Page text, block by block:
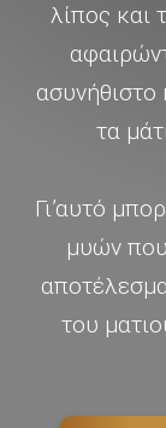
λίπος και
τα
Γι’αυτό
μυών
του